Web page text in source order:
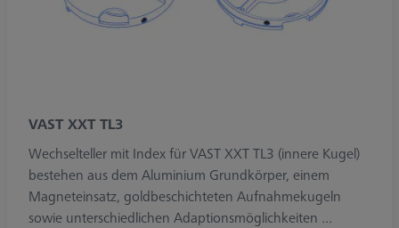
VAST XXT TL3
Wechselteller mit Index für VAST XXT TL3 (innere Kugel)
bestehen aus dem Aluminium Grundkörper, einem
Magneteinsatz, goldbeschichteten Aufnahmekugeln
sowie unterschiedlichen Adaptionsmöglichkeiten ...